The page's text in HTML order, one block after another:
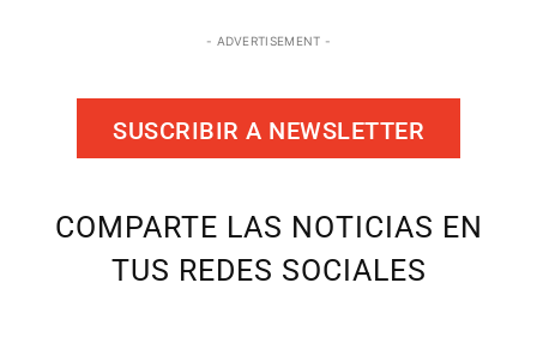
- ADVERTISEMENT -
SUSCRIBIR A NEWSLETTER
COMPARTE LAS NOTICIAS EN
TUS REDES SOCIALES